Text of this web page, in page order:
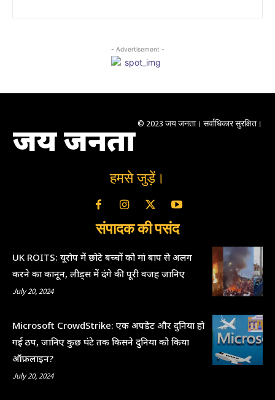
- Advertisement -
जय जनता © 2023 जय जनता। सर्वाधिकार सुरक्षित।
हमसे जुड़ें।
संपादक की पसंद
UK ROITS: यूरोप में छोटे बच्चों को मां बाप से अलग
करने का कानून, लीड्स में दंगे की पूरी वजह जानिए
July 20, 2024
Microsoft CrowdStrike: एक अपडेट और दुनिया हो
गई ठप, जानिए कुछ घंटे तक किसने दुनिया को किया
ऑफ़लाइन?
July 20, 2024